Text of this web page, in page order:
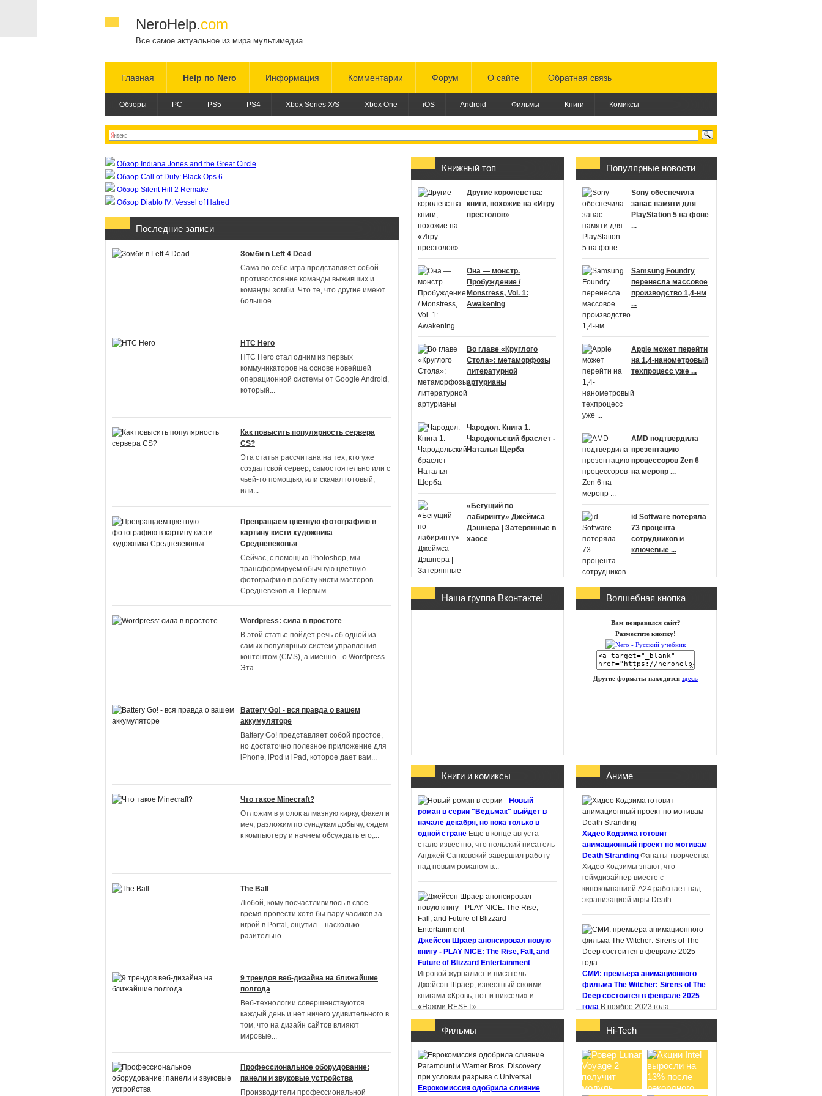
NeroHelp.com
Все самое актуальное из мира мультимедиа
Главная Help по Nero Информация Комментарии Форум О сайте Обратная связь
Обзоры PC PS5 PS4 Xbox Series X/S Xbox One iOS Android Фильмы Книги Комиксы
Обзор Indiana Jones and the Great Circle
Обзор Call of Duty: Black Ops 6
Обзор Silent Hill 2 Remake
Обзор Diablo IV: Vessel of Hatred
Последние записи
Зомби в Left 4 Dead
Сама по себе игра представляет собой
противостояние команды выживших и
команды зомби. Что те, что другие имеют
большое...
HTC Hero
HTC Hero стал одним из первых
коммуникаторов на основе новейшей
операционной системы от Google Android,
который...
Как повысить популярность сервера
CS?
Эта статья рассчитана на тех, кто уже
создал свой сервер, самостоятельно или с
чьей-то помощью, или скачал готовый,
или...
Превращаем цветную фотографию в
картину кисти художника
Средневековья
Сейчас, с помощью Photoshop, мы
трансформируем обычную цветную
фотографию в работу кисти мастеров
Средневековья. Первым...
Wordpress: сила в простоте
В этой статье пойдет речь об одной из
самых популярных систем управления
контентом (CMS), а именно - о Wordpress.
Эта...
Battery Go! - вся правда о вашем
аккумуляторе
Battery Go! представляет собой простое,
но достаточно полезное приложение для
iPhone, iPod и iPad, которое дает вам...
Что такое Minecraft?
Отложим в уголок алмазную кирку, факел и
меч, разложим по сундукам добычу, сядем
к компьютеру и начнем обсуждать его,...
The Ball
Любой, кому посчастливилось в свое
время провести хотя бы пару часиков за
игрой в Portal, ощутил – насколько
разительно...
9 трендов веб-дизайна на ближайшие
полгода
Веб-технологии совершенствуются
каждый день и нет ничего удивительного в
том, что на дизайн сайтов влияют
мировые...
Профессиональное оборудование:
панели и звуковые устройства
Производители профессиональной
Книжный топ
Другие королевства:
книги, похожие на «Игру
престолов»
Она — монстр.
Пробуждение /
Monstress, Vol. 1:
Awakening
Во главе «Круглого
Стола»: метаморфозы
литературной
артурианы
Чародол. Книга 1.
Чародольский браслет -
Наталья Щерба
«Бегущий по
лабиринту» Джеймса
Дэшнера | Затерянные в
хаосе
Гарри Поттер и Дары
призраки - Джон Бойн
Пандемониум. Город
тёмных секретов -
Ученик рейнджера.
Руины Горлана - Джон
Фланаган
Наша группа Вконтакте!
Книги и комиксы
Новый
роман в серии "Ведьмак" выйдет в
начале декабря, но пока только в
одной стране Еще в конце августа
стало известно, что польский писатель
Анджей Сапковский завершил работу
над новым романом в...
Джейсон Шраер анонсировал новую
книгу - PLAY NICE: The Rise, Fall, and
Future of Blizzard Entertainment
Игровой журналист и писатель
Джейсон Шраер, известный своими
книгами «Кровь, пот и пиксели» и
«Нажми RESET»,...
В Китае литературную премию
получил роман, написанный с
помощью ИИПрофессор Пекинского
Фильмы
Еврокомиссия одобрила слияние
Популярные новости
Sony обеспечила
запас памяти для
PlayStation 5 на фоне
...
Samsung Foundry
перенесла массовое
производство 1,4-нм
...
Apple может перейти
на 1,4-нанометровый
техпроцесс уже ...
AMD подтвердила
презентацию
процессоров Zen 6
на меропр ...
id Software потеряла
73 процента
сотрудников и
ключевые ...
анонсировала новые
игры в Xbox Game
Pass на п ...
Глава Xbox
бизнеса посл ...
PIN-UP: что
проверить перед
регистрацией и
первым депоз ...
Samsung работает
наушниками Galaxy
Buds с не ...
Волшебная кнопка
Вам понравился сайт?
Разместите кнопку!
Другие форматы находятся здесь
Аниме
Хидео Кодзима готовит
анимационный проект по мотивам
Death Stranding Фанаты творчества
Хидео Кодзимы знают, что
геймдизайнер вместе с
кинокомпанией A24 работает над
экранизацией игры Death...
СМИ: премьера анимационного
фильма The Witcher: Sirens of The
Deep состоится в феврале 2025
года В ноябре 2023 года
стриминговый сервис Netflix
анонсировал анимационный фильм
Witcher:...
Hi-Tech